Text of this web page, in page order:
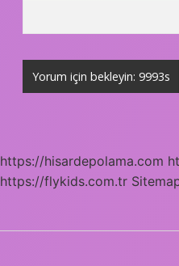
https://hisardepolama.com
https://flykids.com.tr